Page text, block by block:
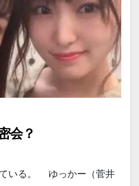
会？
いる。 ゆっかー（菅井